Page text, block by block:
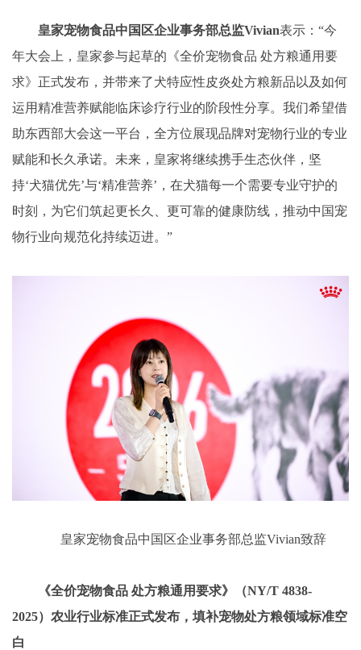
皇家宠物食品中国区企业事务部总监Vivian表示：“今
年大会上，皇家参与起草的《全价宠物食品 处方粮通用要
求》正式发布，并带来了犬特应性皮炎处方粮新品以及如何
运用精准营养赋能临床诊疗行业的阶段性分享。我们希望借
助东西部大会这一平台，全方位展现品牌对宠物行业的专业
赋能和长久承诺。未来，皇家将继续携手生态伙伴，坚
持‘犬猫优先’与‘精准营养’，在犬猫每一个需要专业守护的
时刻，为它们筑起更长久、更可靠的健康防线，推动中国宠
物行业向规范化持续迈进。”
皇家宠物食品中国区企业事务部总监Vivian致辞
《全价宠物食品 处方粮通用要求》（NY/T 4838-
2025）农业行业标准正式发布，填补宠物处方粮领域标准空
白